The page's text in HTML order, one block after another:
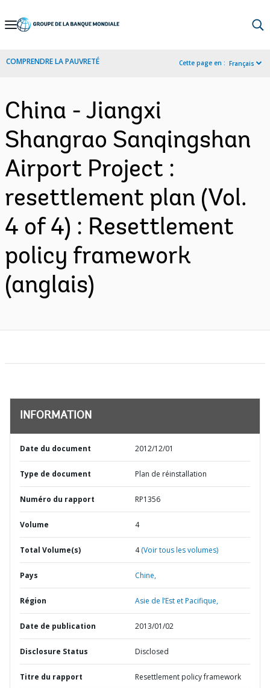
Skip
Navigation
COMPRENDRE LA PAUVRETÉ Cette page en : Français
China - Jiangxi
Shangrao Sanqingshan
Airport Project :
resettlement plan (Vol.
4 of 4) : Resettlement
policy framework
(anglais)
INFORMATION
Date du document 2012/12/01
Type de document Plan de réinstallation
Numéro du rapport RP1356
Volume 4
Total Volume(s) 4(Voir tous les volumes)
Pays Chine,
Région Asie de l’Est et Pacifique,
Date de publication 2013/01/02
Disclosure Status Disclosed
Titre du rapport Resettlement policy framework